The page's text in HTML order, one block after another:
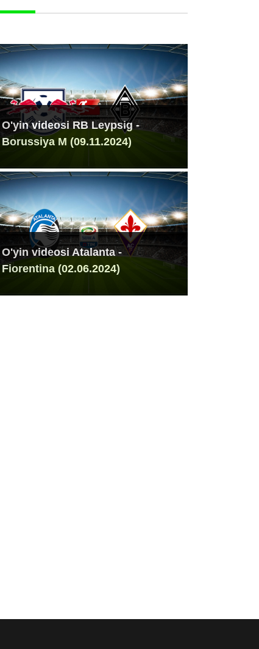
O'yin videosi RB Leypsig -
Borussiya M (09.11.2024)
O'yin videosi Atalanta -
Fiorentina (02.06.2024)